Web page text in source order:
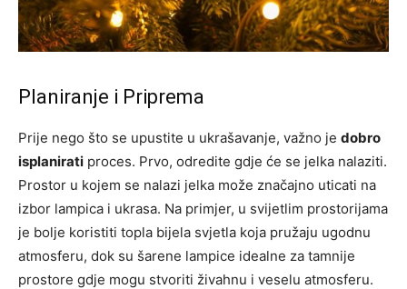
Planiranje i Priprema
Prije nego što se upustite u ukrašavanje, važno je dobro
isplanirati proces. Prvo, odredite gdje će se jelka nalaziti.
Prostor u kojem se nalazi jelka može značajno uticati na
izbor lampica i ukrasa. Na primjer, u svijetlim prostorijama
je bolje koristiti topla bijela svjetla koja pružaju ugodnu
atmosferu, dok su šarene lampice idealne za tamnije
prostore gdje mogu stvoriti živahnu i veselu atmosferu.